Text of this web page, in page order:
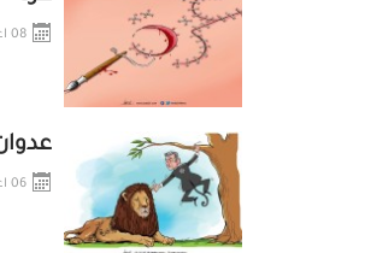
08 اعسطس 2022 - 18:28
06 اعسطس 2022 - 09:39